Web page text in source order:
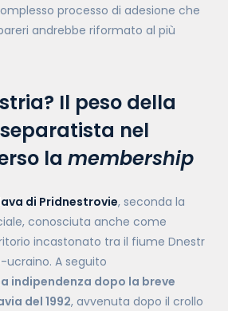
processo di adesione che
andrebbe riformato al più
Il peso della
nel
la membership
di Pridnestrovie, seconda la
conosciuta anche come
incastonato tra il fiume Dnestr
A seguito
indipendenza dopo la breve
del 1992, avvenuta dopo il crollo